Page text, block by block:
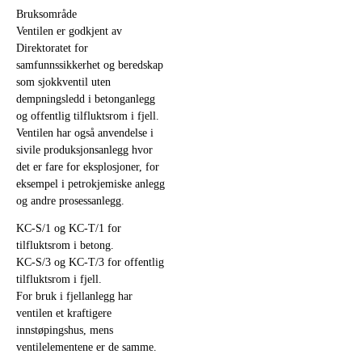
Bruksområde
Ventilen er godkjent av
Direktoratet for
samfunnssikkerhet og beredskap
som sjokkventil uten
dempningsledd i betonganlegg
og offentlig tilfluktsrom i fjell.
Ventilen har også anvendelse i
sivile produksjonsanlegg hvor
det er fare for eksplosjoner, for
eksempel i petrokjemiske anlegg
og andre prosessanlegg.
KC-S/1 og KC-T/1 for
tilfluktsrom i betong.
KC-S/3 og KC-T/3 for offentlig
tilfluktsrom i fjell.
For bruk i fjellanlegg har
ventilen et kraftigere
innstøpingshus, mens
ventilelementene er de samme.